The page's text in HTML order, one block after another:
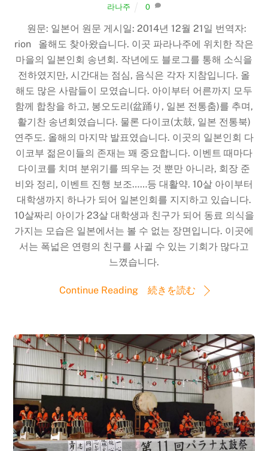
라나주
0
원문: 일본어 원문 게시일: 2014년 12월 21일 번역자:
rion 올해도 찾아왔습니다. 이곳 파라나주에 위치한 작은
마을의 일본인회 송년회. 작년에도 블로그를 통해 소식을
전하였지만, 시간대는 점심, 음식은 각자 지참입니다. 올
해도 많은 사람들이 모였습니다. 아이부터 어른까지 모두
함께 합창을 하고, 봉오도리(盆踊り, 일본 전통춤)를 추며,
활기찬 송년회였습니다. 물론 다이코(太鼓, 일본 전통북)
연주도. 올해의 마지막 발표였습니다. 이곳의 일본인회 다
이코부 젊은이들의 존재는 꽤 중요합니다. 이벤트 때마다
다이코를 치며 분위기를 띄우는 것 뿐만 아니라, 회장 준
비와 정리, 이벤트 진행 보조……등 대활약. 10살 아이부터
대학생까지 하나가 되어 일본인회를 지지하고 있습니다.
10살짜리 아이가 23살 대학생과 친구가 되어 동료 의식을
가지는 모습은 일본에서는 볼 수 없는 장면입니다. 이곳에
서는 폭넓은 연령의 친구를 사귈 수 있는 기회가 많다고
느꼈습니다.
Continue Reading 続きを読む